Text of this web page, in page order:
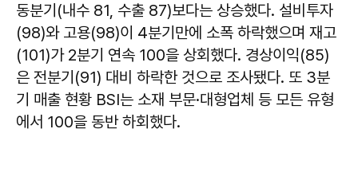
동분기(내수 81, 수출 87)보다는 상승했다. 설비투자
(98)와 고용(98)이 4분기만에 소폭 하락했으며 재고
(101)가 2분기 연속 100을 상회했다. 경상이익(85)
은 전분기(91) 대비 하락한 것으로 조사됐다. 또 3분
기 매출 현황 BSI는 소재 부문·대형업체 등 모든 유형
에서 100을 동반 하회했다.